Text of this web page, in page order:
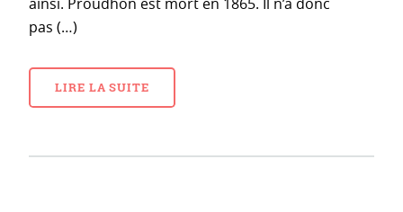
pas (…)
LIRE LA SUITE